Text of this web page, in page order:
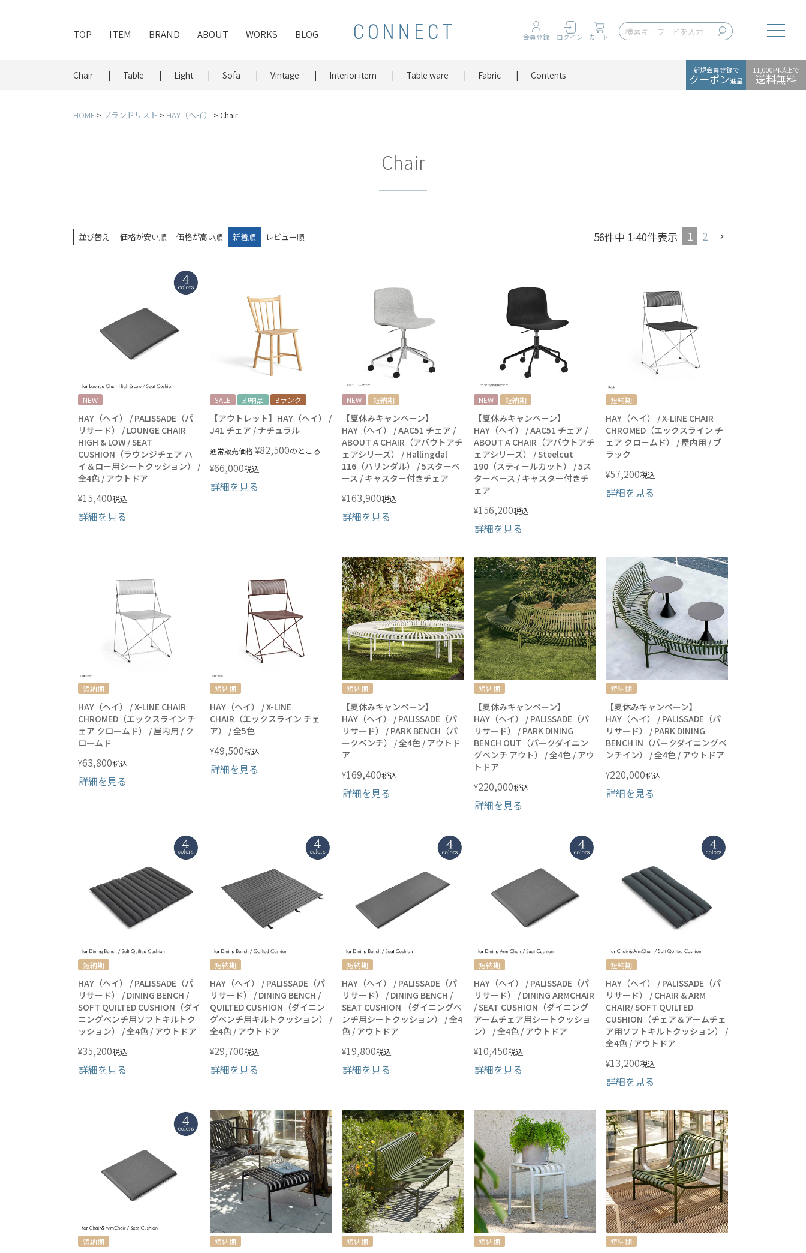
TOP ITEM BRAND ABOUT WORKS BLOG 会員登録 ログイン カート
Chair Table Light Sofa Vintage Interior item Table ware Fabric Contents 新規会員登録で
クーポン進呈
11,000円以上で
送料無料
HOME ブランドリスト HAY（ヘイ） Chair
Chair
並び替え 価格が安い順 価格が高い順 新着順 レビュー順 56件中 1-40件表示 1 2
NEW
HAY（ヘイ） / PALISSADE（パ
リサード） / LOUNGE CHAIR
HIGH & LOW / SEAT
CUSHION（ラウンジチェア ハ
イ＆ロー用シートクッション） /
全4色 / アウトドア
¥15,400税込
詳細を見る
SALE 即納品 Bランク
【アウトレット】HAY（ヘイ） /
J41 チェア / ナチュラル
通常販売価格 ¥82,500のところ
¥66,000税込
詳細を見る
NEW 短納期
【夏休みキャンペーン】
HAY（ヘイ） / AAC51 チェア /
ABOUT A CHAIR（アバウトアチ
ェアシリーズ） / Hallingdal
116（ハリンダル） / 5スターベ
ース / キャスター付きチェア
¥163,900税込
詳細を見る
NEW 短納期
【夏休みキャンペーン】
HAY（ヘイ） / AAC51 チェア /
ABOUT A CHAIR（アバウトアチ
ェアシリーズ） / Steelcut
190（スティールカット） / 5ス
ターベース / キャスター付きチ
ェア
¥156,200税込
詳細を見る
短納期
HAY（ヘイ） / X-LINE CHAIR
CHROMED（エックスライン チ
ェア クロームド） / 屋内用 / ブ
ラック
¥57,200税込
詳細を見る
短納期
HAY（ヘイ） / X-LINE CHAIR
CHROMED（エックスライン チ
ェア クロームド） / 屋内用 / ク
ロームド
¥63,800税込
詳細を見る
短納期
HAY（ヘイ） / X-LINE
CHAIR（エックスライン チェ
ア） / 全5色
¥49,500税込
詳細を見る
短納期
【夏休みキャンペーン】
HAY（ヘイ） / PALISSADE（パ
リサード） / PARK BENCH（パ
ークベンチ） / 全4色 / アウトド
ア
¥169,400税込
詳細を見る
短納期
【夏休みキャンペーン】
HAY（ヘイ） / PALISSADE（パ
リサード） / PARK DINING
BENCH OUT（パークダイニン
グベンチ アウト） / 全4色 / アウ
トドア
¥220,000税込
詳細を見る
短納期
【夏休みキャンペーン】
HAY（ヘイ） / PALISSADE（パ
リサード） / PARK DINING
BENCH IN（パークダイニングベ
ンチイン） / 全4色 / アウトドア
¥220,000税込
詳細を見る
短納期
HAY（ヘイ） / PALISSADE（パ
リサード） / DINING BENCH /
SOFT QUILTED CUSHION（ダイ
ニングベンチ用ソフトキルトク
ッション） / 全4色 / アウトドア
¥35,200税込
詳細を見る
短納期
HAY（ヘイ） / PALISSADE（パ
リサード） / DINING BENCH /
QUILTED CUSHION（ダイニン
グベンチ用キルトクッション） /
全4色 / アウトドア
¥29,700税込
詳細を見る
短納期
HAY（ヘイ） / PALISSADE（パ
リサード） / DINING BENCH /
SEAT CUSHION （ダイニングベ
ンチ用シートクッション） / 全4
色 / アウトドア
¥19,800税込
詳細を見る
短納期
HAY（ヘイ） / PALISSADE（パ
リサード） / DINING ARMCHAIR
/ SEAT CUSHION（ダイニング
アームチェア用シートクッショ
ン） / 全4色 / アウトドア
¥10,450税込
詳細を見る
短納期
HAY（ヘイ） / PALISSADE（パ
リサード） / CHAIR & ARM
CHAIR/ SOFT QUILTED
CUSHION（チェア＆アームチェ
ア用ソフトキルトクッション） /
全4色 / アウトドア
¥13,200税込
詳細を見る
短納期 短納期 短納期 短納期 短納期